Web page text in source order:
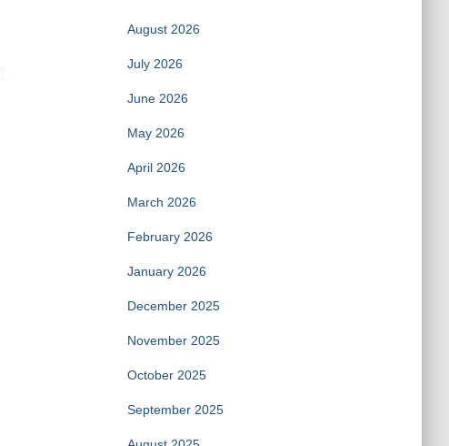
August 2026
July 2026
June 2026
May 2026
April 2026
March 2026
February 2026
January 2026
December 2025
November 2025
October 2025
September 2025